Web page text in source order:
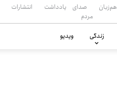
هم‌زبان
صدای
مردم
یادداشت انتشارات
زندگی ویدیو